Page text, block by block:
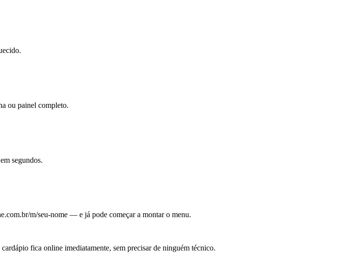
ou painel completo.
segundos.
m/seu-nome — e já pode começar a montar o menu.
fica online imediatamente, sem precisar de ninguém técnico.